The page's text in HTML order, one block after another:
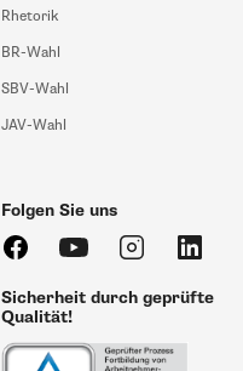
Rhetorik
BR-Wahl
SBV-Wahl
JAV-Wahl
Folgen Sie uns
Sicherheit durch geprüfte
Qualität!